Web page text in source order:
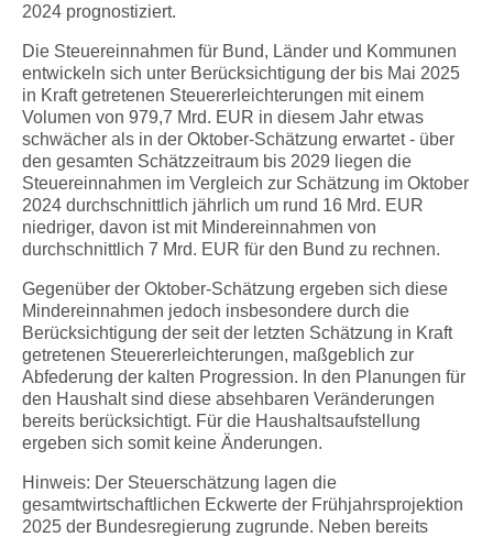
2024 prognostiziert.
Die Steuereinnahmen für Bund, Länder und Kommunen
entwickeln sich unter Berücksichtigung der bis Mai 2025
in Kraft getretenen Steuererleichterungen mit einem
Volumen von 979,7 Mrd. EUR in diesem Jahr etwas
schwächer als in der Oktober-Schätzung erwartet - über
den gesamten Schätzzeitraum bis 2029 liegen die
Steuereinnahmen im Vergleich zur Schätzung im Oktober
2024 durchschnittlich jährlich um rund 16 Mrd. EUR
niedriger, davon ist mit Mindereinnahmen von
durchschnittlich 7 Mrd. EUR für den Bund zu rechnen.
Gegenüber der Oktober-Schätzung ergeben sich diese
Mindereinnahmen jedoch insbesondere durch die
Berücksichtigung der seit der letzten Schätzung in Kraft
getretenen Steuererleichterungen, maßgeblich zur
Abfederung der kalten Progression. In den Planungen für
den Haushalt sind diese absehbaren Veränderungen
bereits berücksichtigt. Für die Haushaltsaufstellung
ergeben sich somit keine Änderungen.
Hinweis: Der Steuerschätzung lagen die
gesamtwirtschaftlichen Eckwerte der Frühjahrsprojektion
2025 der Bundesregierung zugrunde. Neben bereits